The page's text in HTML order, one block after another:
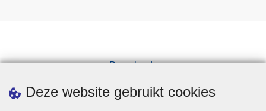
Deze website gebruikt cookies
Downloads
Pers